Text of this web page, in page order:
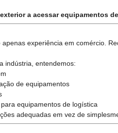
a acessar equipamentos
experiência em comércio.
indústria, entendemos:
de equipamentos
equipamentos de logística
adequadas em vez de